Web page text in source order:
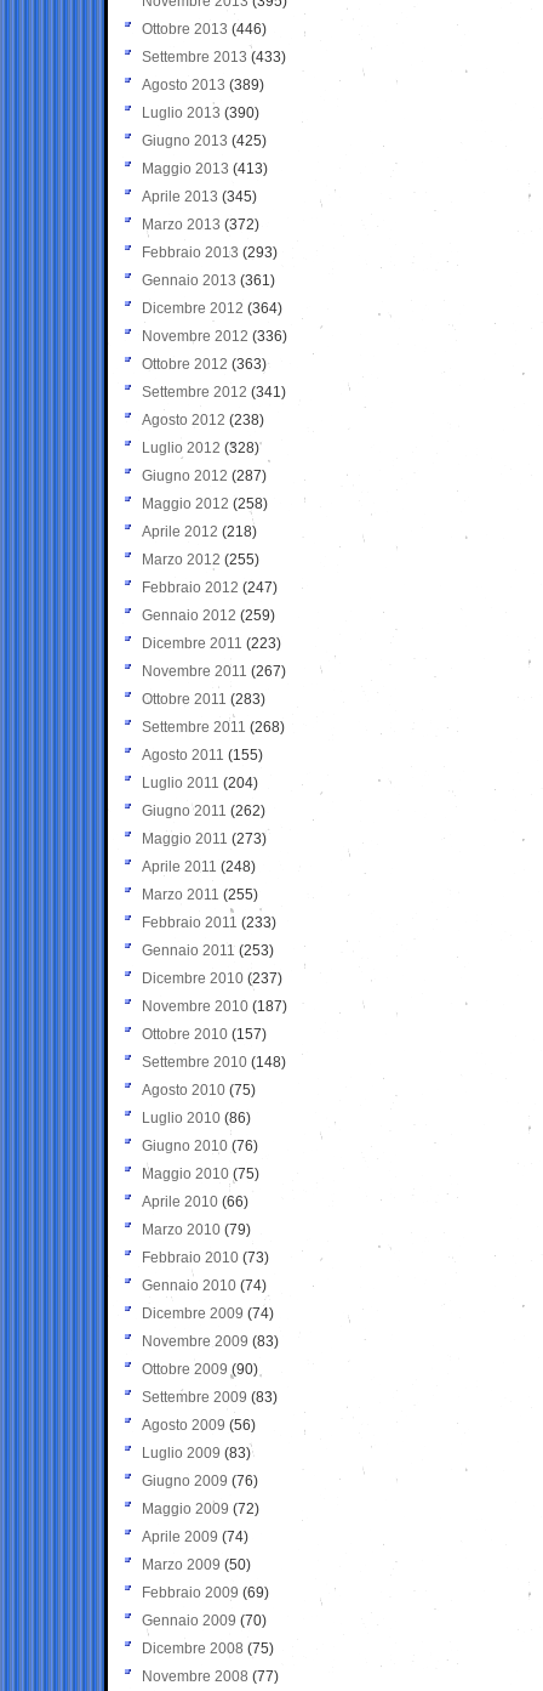
Ottobre 2013 (446)
Settembre 2013 (433)
Agosto 2013 (389)
Luglio 2013 (390)
Giugno 2013 (425)
Maggio 2013 (413)
Aprile 2013 (345)
Marzo 2013 (372)
Febbraio 2013 (293)
Gennaio 2013 (361)
Dicembre 2012 (364)
Novembre 2012 (336)
Ottobre 2012 (363)
Settembre 2012 (341)
Agosto 2012 (238)
Luglio 2012 (328)
Giugno 2012 (287)
Maggio 2012 (258)
Aprile 2012 (218)
Marzo 2012 (255)
Febbraio 2012 (247)
Gennaio 2012 (259)
Dicembre 2011 (223)
Novembre 2011 (267)
Ottobre 2011 (283)
Settembre 2011 (268)
Agosto 2011 (155)
Luglio 2011 (204)
Giugno 2011 (262)
Maggio 2011 (273)
Aprile 2011 (248)
Marzo 2011 (255)
Febbraio 2011 (233)
Gennaio 2011 (253)
Dicembre 2010 (237)
Novembre 2010 (187)
Ottobre 2010 (157)
Settembre 2010 (148)
Agosto 2010 (75)
Luglio 2010 (86)
Giugno 2010 (76)
Maggio 2010 (75)
Aprile 2010 (66)
Marzo 2010 (79)
Febbraio 2010 (73)
Gennaio 2010 (74)
Dicembre 2009 (74)
Novembre 2009 (83)
Ottobre 2009 (90)
Settembre 2009 (83)
Agosto 2009 (56)
Luglio 2009 (83)
Giugno 2009 (76)
Maggio 2009 (72)
Aprile 2009 (74)
Marzo 2009 (50)
Febbraio 2009 (69)
Gennaio 2009 (70)
Dicembre 2008 (75)
Novembre 2008 (77)